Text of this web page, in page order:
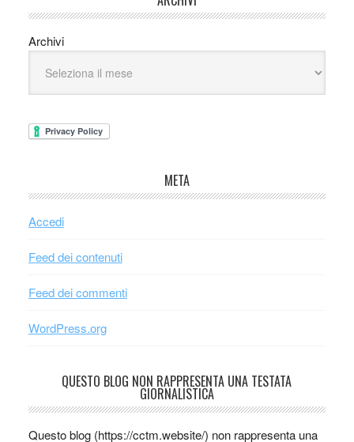
Archivi
META
Accedi
Feed dei contenuti
Feed dei commenti
WordPress.org
QUESTO BLOG NON RAPPRESENTA UNA TESTATA
GIORNALISTICA
Questo blog (https://cctm.website/) non rappresenta una